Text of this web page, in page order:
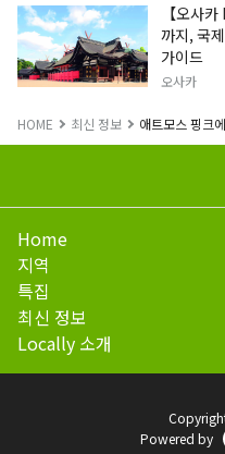
【오사
까지, 국
가이드
오사카
HOME 최신 정보 애트모스 핑크
Home
지역
특집
최신 정보
Locally 소개
Powered by